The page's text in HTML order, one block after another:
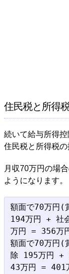
住民税と所得
続いて給与所得
住民税と所得税の
月収70万円の場
ようになります。
額面で70万円(
194万円 + 社
万円 = 356万
額面で70万円(
除 195万円 +
43万円 = 401